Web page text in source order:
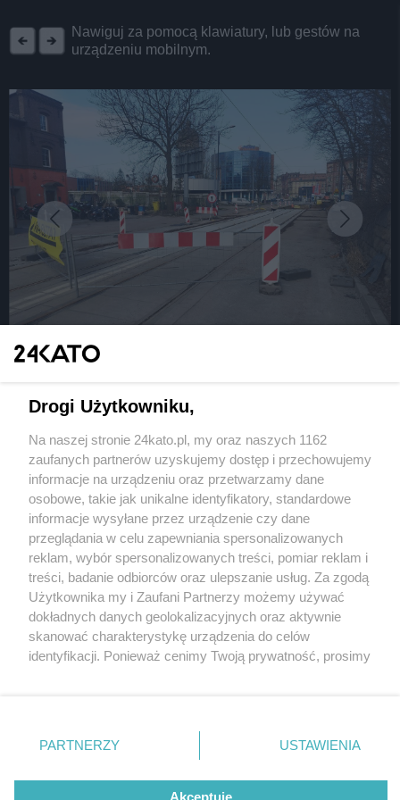
Nawiguj za pomocą klawiatury, lub gestów na
urządzeniu mobilnym.
Duże zmiany w ruchu tramwajowym w
innych nie będą kursować
4 / 4
Swietochlowice arnii
krajowej tramwaj
Od 1 kwietniawznowiony zostanie ruch tramwajów
w relacji: Świętochłowice – Chorzów Batory.
na innych nie będą kursować
REKLAMA
Wydawca mediów lokalnych
Nie zapomnij
zapoznać się z:
polityką prywatności regulamin korzystania z portali
Twojemiasto
Piekary Śląskie
Chorzów
Tarnowskie Góry
Gliwice
Skontakuj sięz nami
Kontakt
Wydawca
Redakcja
Drogi Użytkowniku,
Na naszej stronie 24kato.pl, my oraz naszych 1162
zaufanych partnerów uzyskujemy dostęp i przechowujemy
informacje na urządzeniu oraz przetwarzamy dane
osobowe, takie jak unikalne identyfikatory, standardowe
informacje wysyłane przez urządzenie czy dane
przeglądania w celu zapewniania spersonalizowanych
reklam, wybór spersonalizowanych treści, pomiar reklam i
treści, badanie odbiorców oraz ulepszanie usług. Za zgodą
Użytkownika my i Zaufani Partnerzy możemy używać
dokładnych danych geolokalizacyjnych oraz aktywnie
skanować charakterystykę urządzenia do celów
identyfikacji. Ponieważ cenimy Twoją prywatność, prosimy
prywatności znajdujący się w lewym dolnym rogu strony
. Niektóre rodzaje przetwarzania danych nie wymagają
zgody użytkownika, ale masz prawo sprzeciwić się
takiemu przetwarzaniu. Preferencje będą miały
PARTNERZY USTAWIENIA
Akceptuję